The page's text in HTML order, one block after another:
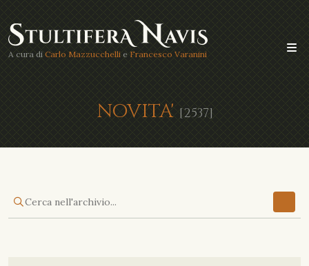
A cura di Carlo Mazzucchelli e Francesco Varanini
NOVITA' [2537]